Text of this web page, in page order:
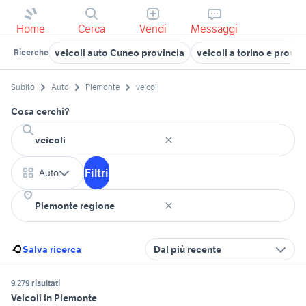
Home Cerca Vendi Messaggi
Ricerche veicoli auto Cuneo provincia veicoli a torino e
Subito Auto Piemonte veicoli
Cosa cerchi?
Auto Filtri
Salva ricerca Dal più recente
9.279 risultati
Veicoli in Piemonte